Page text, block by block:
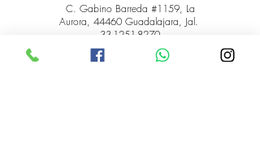
C. Gabino Barreda #1159, La
Aurora, 44460 Guadalajara, Jal.
33-1251-8270
Marco Antonio Valdez
de la Rosa.